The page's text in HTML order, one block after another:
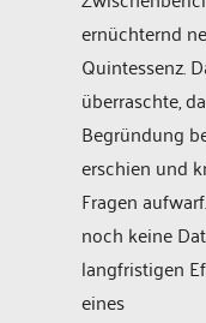
ernüchternd
Quintessenz.
überraschte,
Begründung
erschien und
Fragen
noch keine
langfristigen
eines